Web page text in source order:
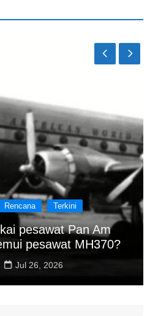
Rencana Terkini
pesawat Pan Am
pesawat MH370?
Jul 26, 2026